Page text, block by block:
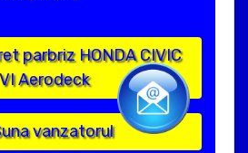
parbriz HONDA CIVIC
VI Aerodeck
vanzatorul